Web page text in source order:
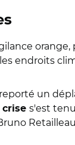
endroits
un
s'est